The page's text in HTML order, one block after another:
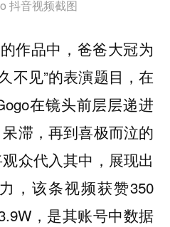
抖音视频截图
作品中，爸爸大冠为
不见”的表演题目，在
在镜头前层层递进
滞，再到喜极而泣的
众代入其中，展现出
，该条视频获赞350
，是其账号中数据